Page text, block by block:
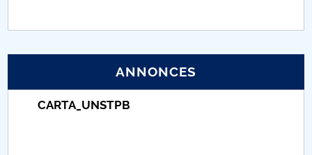
PNRR
ANNONCES
CARTA_UNSTPB